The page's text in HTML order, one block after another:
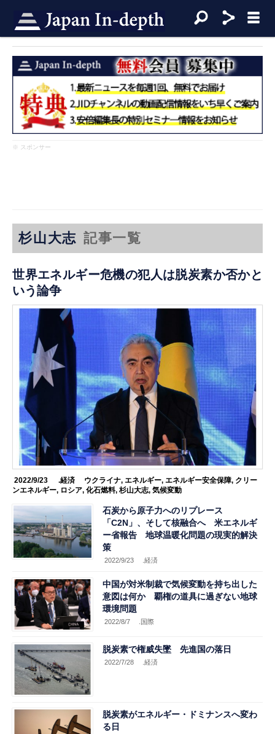
※ スポンサー
杉山大志 記事一覧
世界エネルギー危機の犯人は脱炭素か否かと
いう論争
2022/9/23 .経済 ウクライナ, エネルギー, エネルギー安全保障, クリー
ンエネルギー, ロシア,化石燃料,杉山大志,気候変動
石炭から原子力へのリプレース
「C2N」、そして核融合へ 米エネルギ
ー省報告 地球温暖化問題の現実的解決
策
2022/9/23 .経済
中国が対米制裁で気候変動を持ち出した
意図は何か 覇権の道具に過ぎない地球
環境問題
2022/8/7 .国際
脱炭素で権威失墜 先進国の落日
2022/7/28 .経済
脱炭素がエネルギー・ドミナンスへ変わ
る日